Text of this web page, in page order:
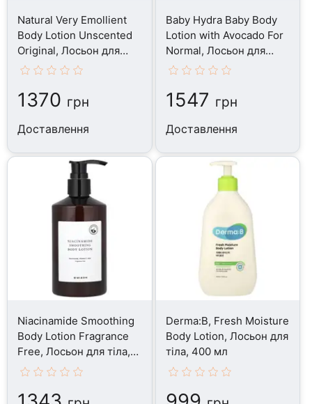
Natural Very Emollient
Body Lotion Unscented
Original, Лосьон для
тіла, 907 г
1370 грн
Доставлення
Baby Hydra Baby Body
Lotion with Avocado For
Normal, Лосьон для
тіла, 300 мл
1547 грн
Доставлення
Niacinamide Smoothing
Body Lotion Fragrance
Free, Лосьон для тіла,
300 мл
Derma:B, Fresh Moisture
Body Lotion, Лосьон для
тіла, 400 мл